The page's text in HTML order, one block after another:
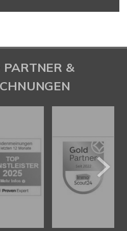
PARTNER &